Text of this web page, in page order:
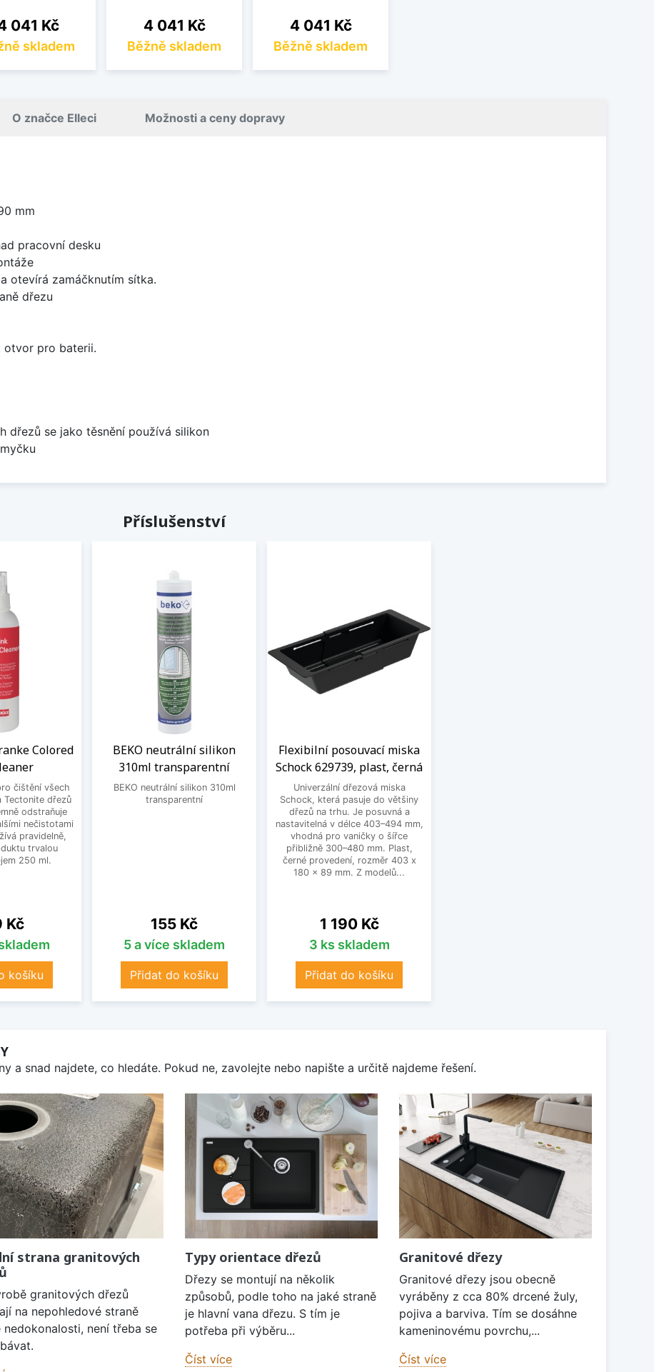
041 Kč
skladem
Cena
4 041 Kč
Běžně skladem
Cena
4 041 Kč
Běžně skladem
O značce Elleci Možnosti a ceny dopravy
mm
pracovní desku
otevírá zamáčknutím sítka.
dřezu
otvor pro baterii.
dřezů se jako těsnění používá silikon
Příslušenství
Colored
čištění všech
Tectonite dřezů
odstraňuje
nečistotami
pravidelně,
trvalou
250 ml.
Kč
košíku
BEKO neutrální silikon
310ml transparentní
BEKO neutrální silikon 310ml
transparentní
Cena
155 Kč
5 a více skladem
Přidat do košíku
Flexibilní posouvací miska
Schock 629739, plast, černá
Univerzální dřezová miska
Schock, která pasuje do většiny
dřezů na trhu. Je posuvná a
nastavitelná v délce 403–494 mm,
vhodná pro vaničky o šířce
přibližně 300–480 mm. Plast,
černé provedení, rozměr 403 x
180 x 89 mm. Z modelů...
Cena
1 190 Kč
3 ks skladem
Přidat do košíku
a snad najdete, co hledáte. Pokud ne, zavolejte nebo napište a určitě najdeme řešení.
strana granitových
granitových dřezů
na nepohledové straně
nedokonalosti, není třeba se
Typy orientace dřezů
Dřezy se montují na několik
způsobů, podle toho na jaké straně
je hlavní vana dřezu. S tím je
potřeba při výběru...
Číst více
Granitové dřezy
Granitové dřezy jsou obecně
vyráběny z cca 80% drcené žuly,
pojiva a barviva. Tím se dosáhne
kameninovému povrchu,...
Číst více